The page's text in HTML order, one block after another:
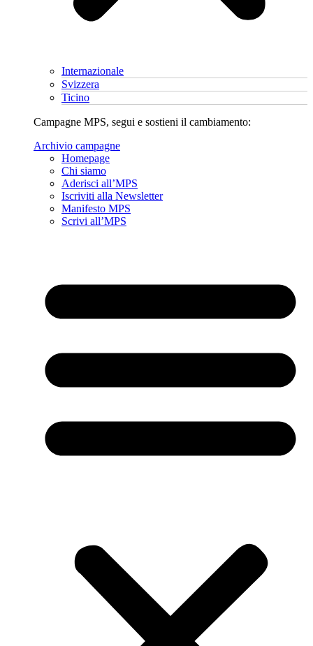
Internazionale
Svizzera
Ticino
Campagne MPS, segui e sostieni il cambiamento:
Archivio campagne
Homepage
Chi siamo
Aderisci all’MPS
Iscriviti alla Newsletter
Manifesto MPS
Scrivi all’MPS